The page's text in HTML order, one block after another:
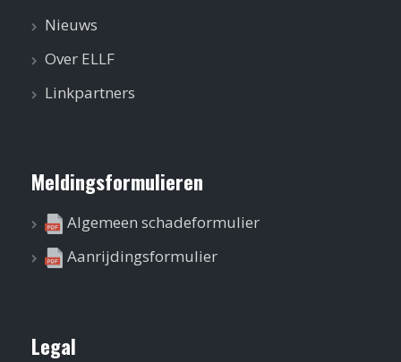
Nieuws
Over ELLF
Linkpartners
Meldingsformulieren
Algemeen schadeformulier
Aanrijdingsformulier
Legal